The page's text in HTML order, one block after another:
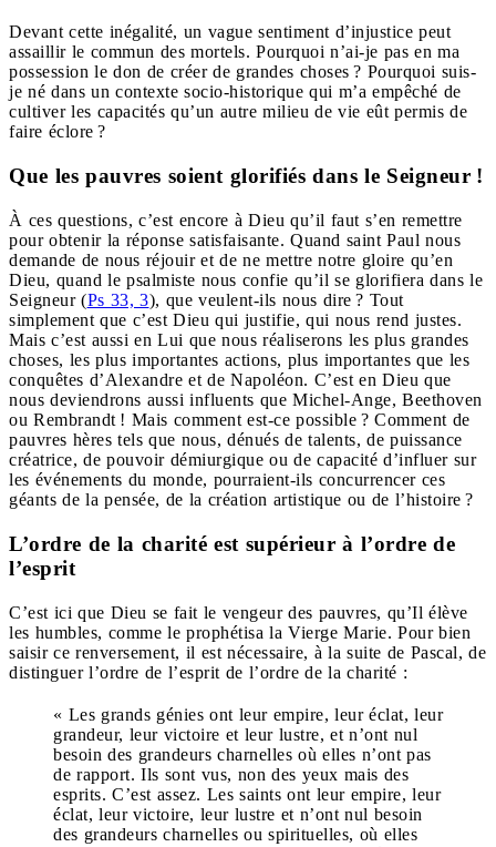
Devant cette inégalité, un vague sentiment d’injustice peut
assaillir le commun des mortels. Pourquoi n’ai-je pas en ma
possession le don de créer de grandes choses ? Pourquoi suis-
je né dans un contexte socio-historique qui m’a empêché de
cultiver les capacités qu’un autre milieu de vie eût permis de
faire éclore ?
Que les pauvres soient glorifiés dans le Seigneur !
À ces questions, c’est encore à Dieu qu’il faut s’en remettre
pour obtenir la réponse satisfaisante. Quand saint Paul nous
demande de nous réjouir et de ne mettre notre gloire qu’en
Dieu, quand le psalmiste nous confie qu’il se glorifiera dans le
Seigneur (Ps 33, 3), que veulent-ils nous dire ? Tout
simplement que c’est Dieu qui justifie, qui nous rend justes.
Mais c’est aussi en Lui que nous réaliserons les plus grandes
choses, les plus importantes actions, plus importantes que les
conquêtes d’Alexandre et de Napoléon. C’est en Dieu que
nous deviendrons aussi influents que Michel-Ange, Beethoven
ou Rembrandt ! Mais comment est-ce possible ? Comment de
pauvres hères tels que nous, dénués de talents, de puissance
créatrice, de pouvoir démiurgique ou de capacité d’influer sur
les événements du monde, pourraient-ils concurrencer ces
géants de la pensée, de la création artistique ou de l’histoire ?
L’ordre de la charité est supérieur à l’ordre de
l’esprit
C’est ici que Dieu se fait le vengeur des pauvres, qu’Il élève
les humbles, comme le prophétisa la Vierge Marie. Pour bien
saisir ce renversement, il est nécessaire, à la suite de Pascal, de
distinguer l’ordre de l’esprit de l’ordre de la charité :
« Les grands génies ont leur empire, leur éclat, leur
grandeur, leur victoire et leur lustre, et n’ont nul
besoin des grandeurs charnelles où elles n’ont pas
de rapport. Ils sont vus, non des yeux mais des
esprits. C’est assez. Les saints ont leur empire, leur
éclat, leur victoire, leur lustre et n’ont nul besoin
des grandeurs charnelles ou spirituelles, où elles